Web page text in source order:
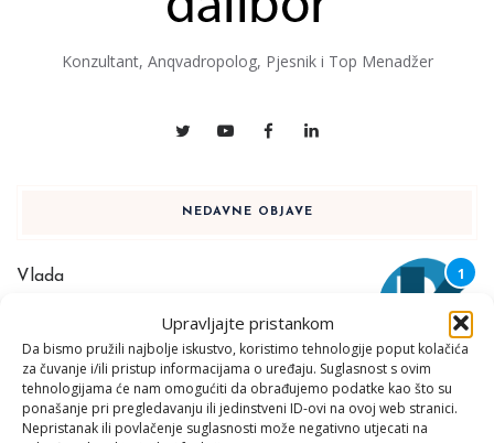
Upravljajte pristankom
Da bismo pružili najbolje iskustvo, koristimo tehnologije poput kolačića
za čuvanje i/ili pristup informacijama o uređaju. Suglasnost s ovim
tehnologijama će nam omogućiti da obrađujemo podatke kao što su
ponašanje pri pregledavanju ili jedinstveni ID-ovi na ovoj web stranici.
Nepristanak ili povlačenje suglasnosti može negativno utjecati na
Konzultant, Anqvadropolog, Pjesnik i Top Menadžer
NEDAVNE OBJAVE
Vlada
Političar novog kova